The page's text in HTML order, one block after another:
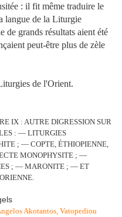
: il fit même traduire le
langue de la Liturgie
de grands résultats aient été
peut-être plus de zèle
de l'Orient.
IX : AUTRE DIGRESSION SUR
: — LITURGIES
; — COPTE, ÉTHIOPIENNE,
MONOPHYSITE ; —
; — MARONITE ; — ET
Akotantos, Vatopediou